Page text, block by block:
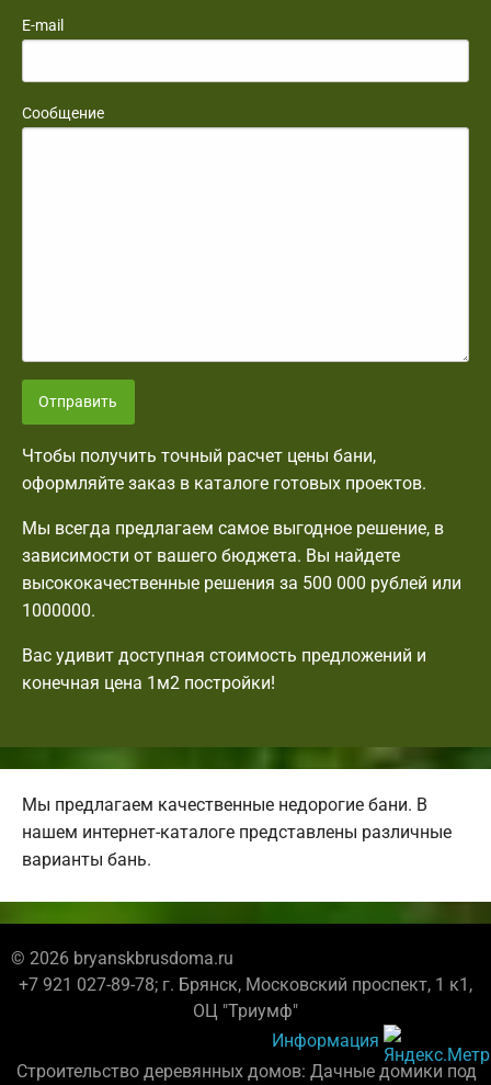
E-mail
Сообщение
Отправить
Чтобы получить точный расчет цены бани,
оформляйте заказ в каталоге готовых проектов.
Мы всегда предлагаем самое выгодное решение, в
зависимости от вашего бюджета. Вы найдете
высококачественные решения за 500 000 рублей или
1000000.
Вас удивит доступная стоимость предложений и
конечная цена 1м2 постройки!
Мы предлагаем качественные недорогие бани. В
нашем интернет-каталоге представлены различные
варианты бань.
© 2026 bryanskbrusdoma.ru
+7 921 027-89-78; г. Брянск, Московский проспект, 1 к1,
ОЦ "Триумф"
Информация
Строительство деревянных домов: Дачные домики под